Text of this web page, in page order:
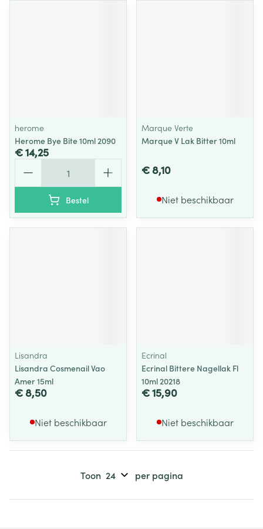
herome
Herome Bye Bite 10ml 2090
€ 14,25
Bestel
Marque Verte
Marque V Lak Bitter 10ml
€ 8,10
Niet beschikbaar
Lisandra
Lisandra Cosmenail Vao
Amer 15ml
€ 8,50
Niet beschikbaar
Ecrinal
Ecrinal Bittere Nagellak Fl
10ml 20218
€ 15,90
Niet beschikbaar
Toon per pagina